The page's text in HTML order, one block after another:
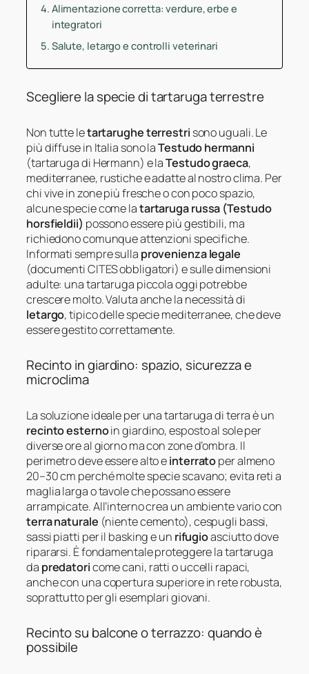
Alimentazione corretta: verdure, erbe e
integratori
Salute, letargo e controlli veterinari
Scegliere la specie di tartaruga terrestre
Non tutte letartarughe terrestri sono uguali. Le
più diffuse in Italia sono laTestudo hermanni
(tartaruga di Hermann) e laTestudo graeca,
mediterranee, rustiche e adatte al nostro clima. Per
chi vive in zone più fresche o con poco spazio,
alcune specie come latartaruga russa (Testudo
horsfieldii) possono essere più gestibili, ma
richiedono comunque attenzioni specifiche.
Informati sempre sulla provenienza legale
(documenti CITES obbligatori) e sulle dimensioni
adulte: una tartaruga piccola oggi potrebbe
crescere molto. Valuta anche la necessità di
letargo, tipico delle specie mediterranee, che deve
essere gestito correttamente.
Recinto in giardino: spazio, sicurezza e
microclima
La soluzione ideale per una tartaruga di terra è un
recinto esternoin giardino, esposto al sole per
diverse ore al giorno ma con zone d’ombra. Il
perimetro deve essere alto einterratoper almeno
20–30 cm perché molte specie scavano; evita reti a
maglia larga o tavole che possano essere
arrampicate. All’interno crea un ambiente vario con
terra naturale (niente cemento), cespugli bassi,
sassi piatti per il basking e un rifugioasciutto dove
ripararsi. È fondamentale proteggere la tartaruga
da predatoricome cani, ratti o uccelli rapaci,
anche con una copertura superiore in rete robusta,
soprattutto per gli esemplari giovani.
Recinto su balcone o terrazzo: quando è
possibile